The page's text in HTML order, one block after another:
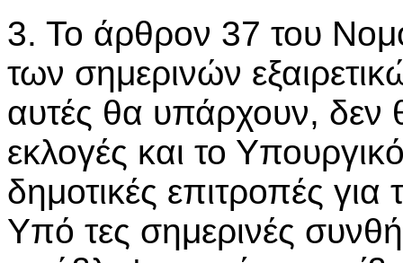
3. Το άρθρον 37 του
των σημερινών
αυτές θα υπάρχουν, δεν
εκλογές και το
δημοτικές επιτροπές
Υπό τες σημερινές